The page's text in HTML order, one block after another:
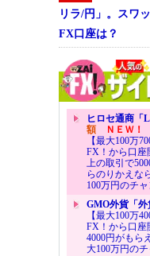
リラ/円」。スワ
FX口座は？
ヒロセ通商「
額ＮＥＷ！
【最大100万
FX！から口座
上の取引で
らのりかえな
100万円のチャ
GMO外貨「外
【最大100万
FX！から口座
4000円がもら
大100万円のチ